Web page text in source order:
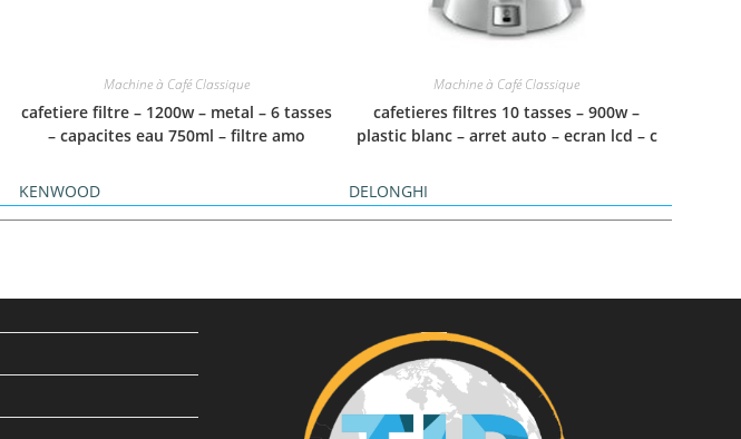
Machine à Café Classique
cafetiere filtre – 1200w – metal – 6 tasses
– capacites eau 750ml – filtre amo
KENWOOD
Machine à Café Classique
cafetieres filtres 10 tasses – 900w –
plastic blanc – arret auto – ecran lcd – c
DELONGHI